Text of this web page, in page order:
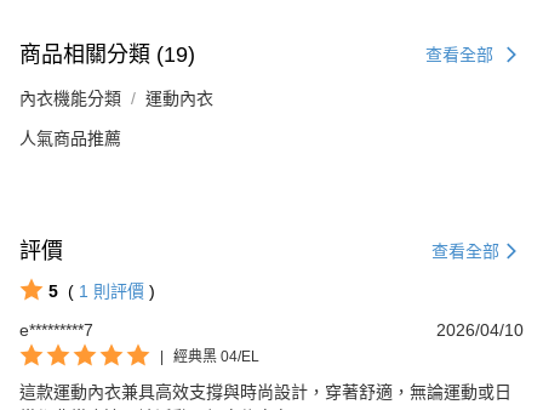
商品相關分類 (19) 查看全部
內衣機能分類 運動內衣
人氣商品推薦
評價 查看全部
5 ( 1 則評價 )
e*********7
2026/04/10
| 經典黑 04/EL
這款運動內衣兼具高效支撐與時尚設計，穿著舒適，無論運動或日